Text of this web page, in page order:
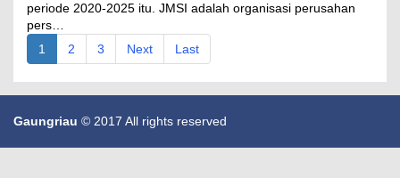
periode 2020-2025 itu. JMSI adalah organisasi perusahan
pers…
1
2 3 Next Last
Gaungriau © 2017 All rights reserved